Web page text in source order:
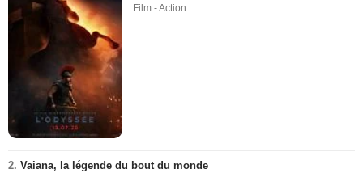
Film - Action
2. Vaiana, la légende du bout du monde